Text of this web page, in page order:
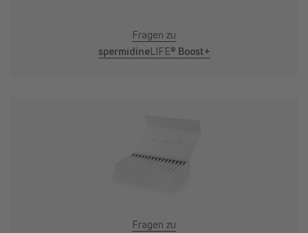
Fragen zu
spermidineLIFE® Boost+
Fragen zu